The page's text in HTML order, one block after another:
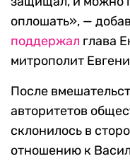
оплошать», —
поддержал глава
митрополит
После
авторитетов
склонилось в
отношению к